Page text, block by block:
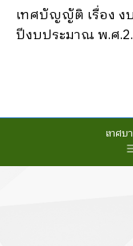
เทศบัญญัติ เรื่อง ง
ปีงบประมาณ พ.ศ
เทศ